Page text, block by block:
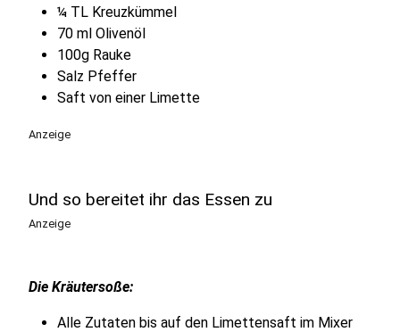
¼ TL Kreuzkümmel
70 ml Olivenöl
100g Rauke
Salz Pfeffer
Saft von einer Limette
Anzeige
Und so bereitet ihr das Essen zu
Anzeige
Die Kräutersoße:
Alle Zutaten bis auf den Limettensaft im Mixer